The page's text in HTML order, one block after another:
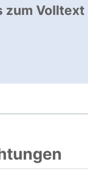
zum Volltext
neues